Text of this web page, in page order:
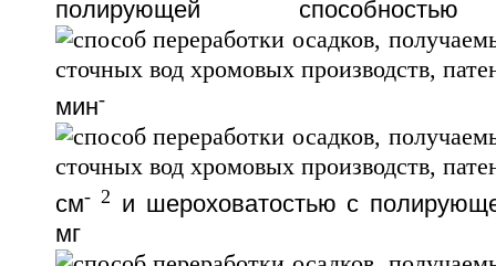
полирующей
мин-
см- 2 и шероховатостью с
мг